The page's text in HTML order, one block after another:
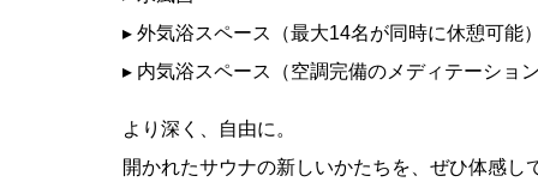
▸ 外気浴スペース（最大14名が同時に休憩可能）
▸ 内気浴スペース（空調完備のメディテーション
より深く、自由に。
開かれたサウナの新しいかたちを、ぜひ体感し